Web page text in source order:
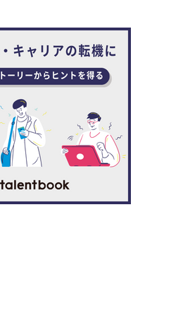
なっている。
ものを売っているだけだった
受付や公共料金の支払いとい
々に広げているのに似て、企
事は増え続けています。
サルタントの仕事の幅も広がっ